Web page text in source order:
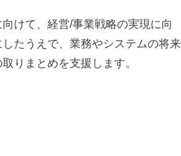
けて、経営/事業戦略の実現に向
たうえで、業務やシステムの将来
りまとめを支援します。